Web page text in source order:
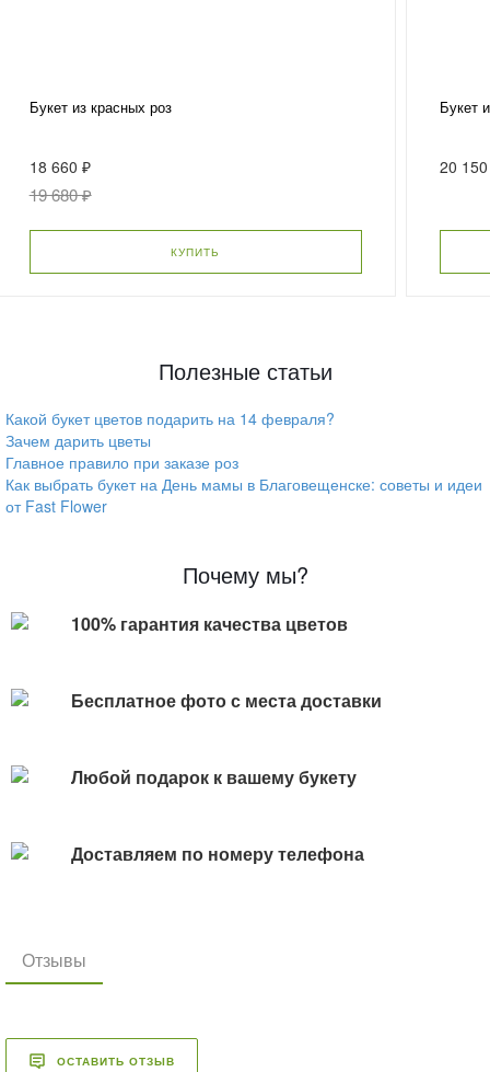
Букет из красных роз
18 660 ₽
19 680 ₽
КУПИТЬ
Букет
20
Полезные статьи
Какой букет цветов подарить на 14 февраля?
Зачем дарить цветы
Главное правило при заказе роз
Как выбрать букет на День мамы в Благовещенске: советы и идеи
от Fast Flower
Почему мы?
100% гарантия качества цветов
Бесплатное фото с места доставки
Любой подарок к вашему букету
Доставляем по номеру телефона
Отзывы
ОСТАВИТЬ ОТЗЫВ